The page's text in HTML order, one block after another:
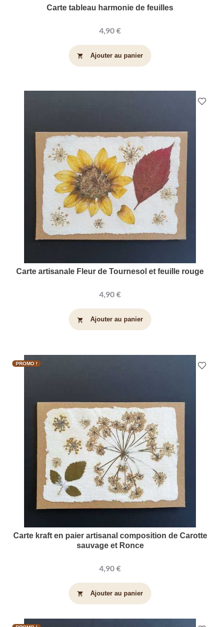
Carte tableau harmonie de feuilles
4,90 €
shopping_cart Ajouter au panier
Carte artisanale Fleur de Tournesol et feuille rouge
4,90 €
shopping_cart Ajouter au panier
PROMO !
Carte kraft en paier artisanal composition de Carotte
sauvage et Ronce
4,90 €
shopping_cart Ajouter au panier